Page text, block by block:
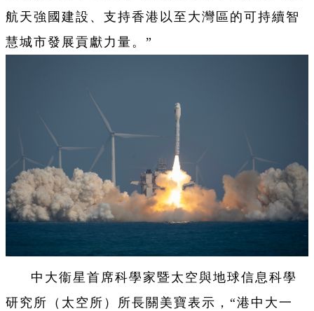
航天強國建設、支持香港以至大灣區的可持續智
慧城市發展貢獻力量。”
中大衞星首席科學家暨太空與地球信息科學
研究所（太空所）所長關美寶表示，“港中大一